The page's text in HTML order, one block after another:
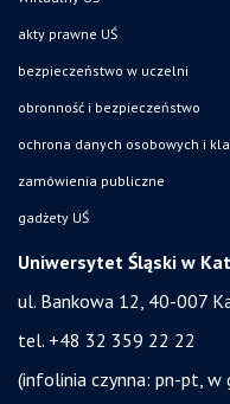
akty prawne UŚ
bezpieczeństwo w uczelni
obronność i bezpieczeństwo
ochrona danych osobowych i
zamówienia publiczne
gadżety UŚ
Uniwersytet Śląski w
ul. Bankowa 12, 40-007
tel. +48 32 359 22 22
(infolinia czynna: pn-pt, w